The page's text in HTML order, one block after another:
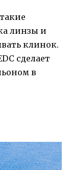
линзы и
клинок.
сделает
в